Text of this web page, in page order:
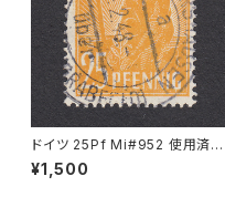
ドイツ 25Pf Mi#952 使用済み
切手｜MERKERSHAUSEN 14.
2.1948
¥1,500